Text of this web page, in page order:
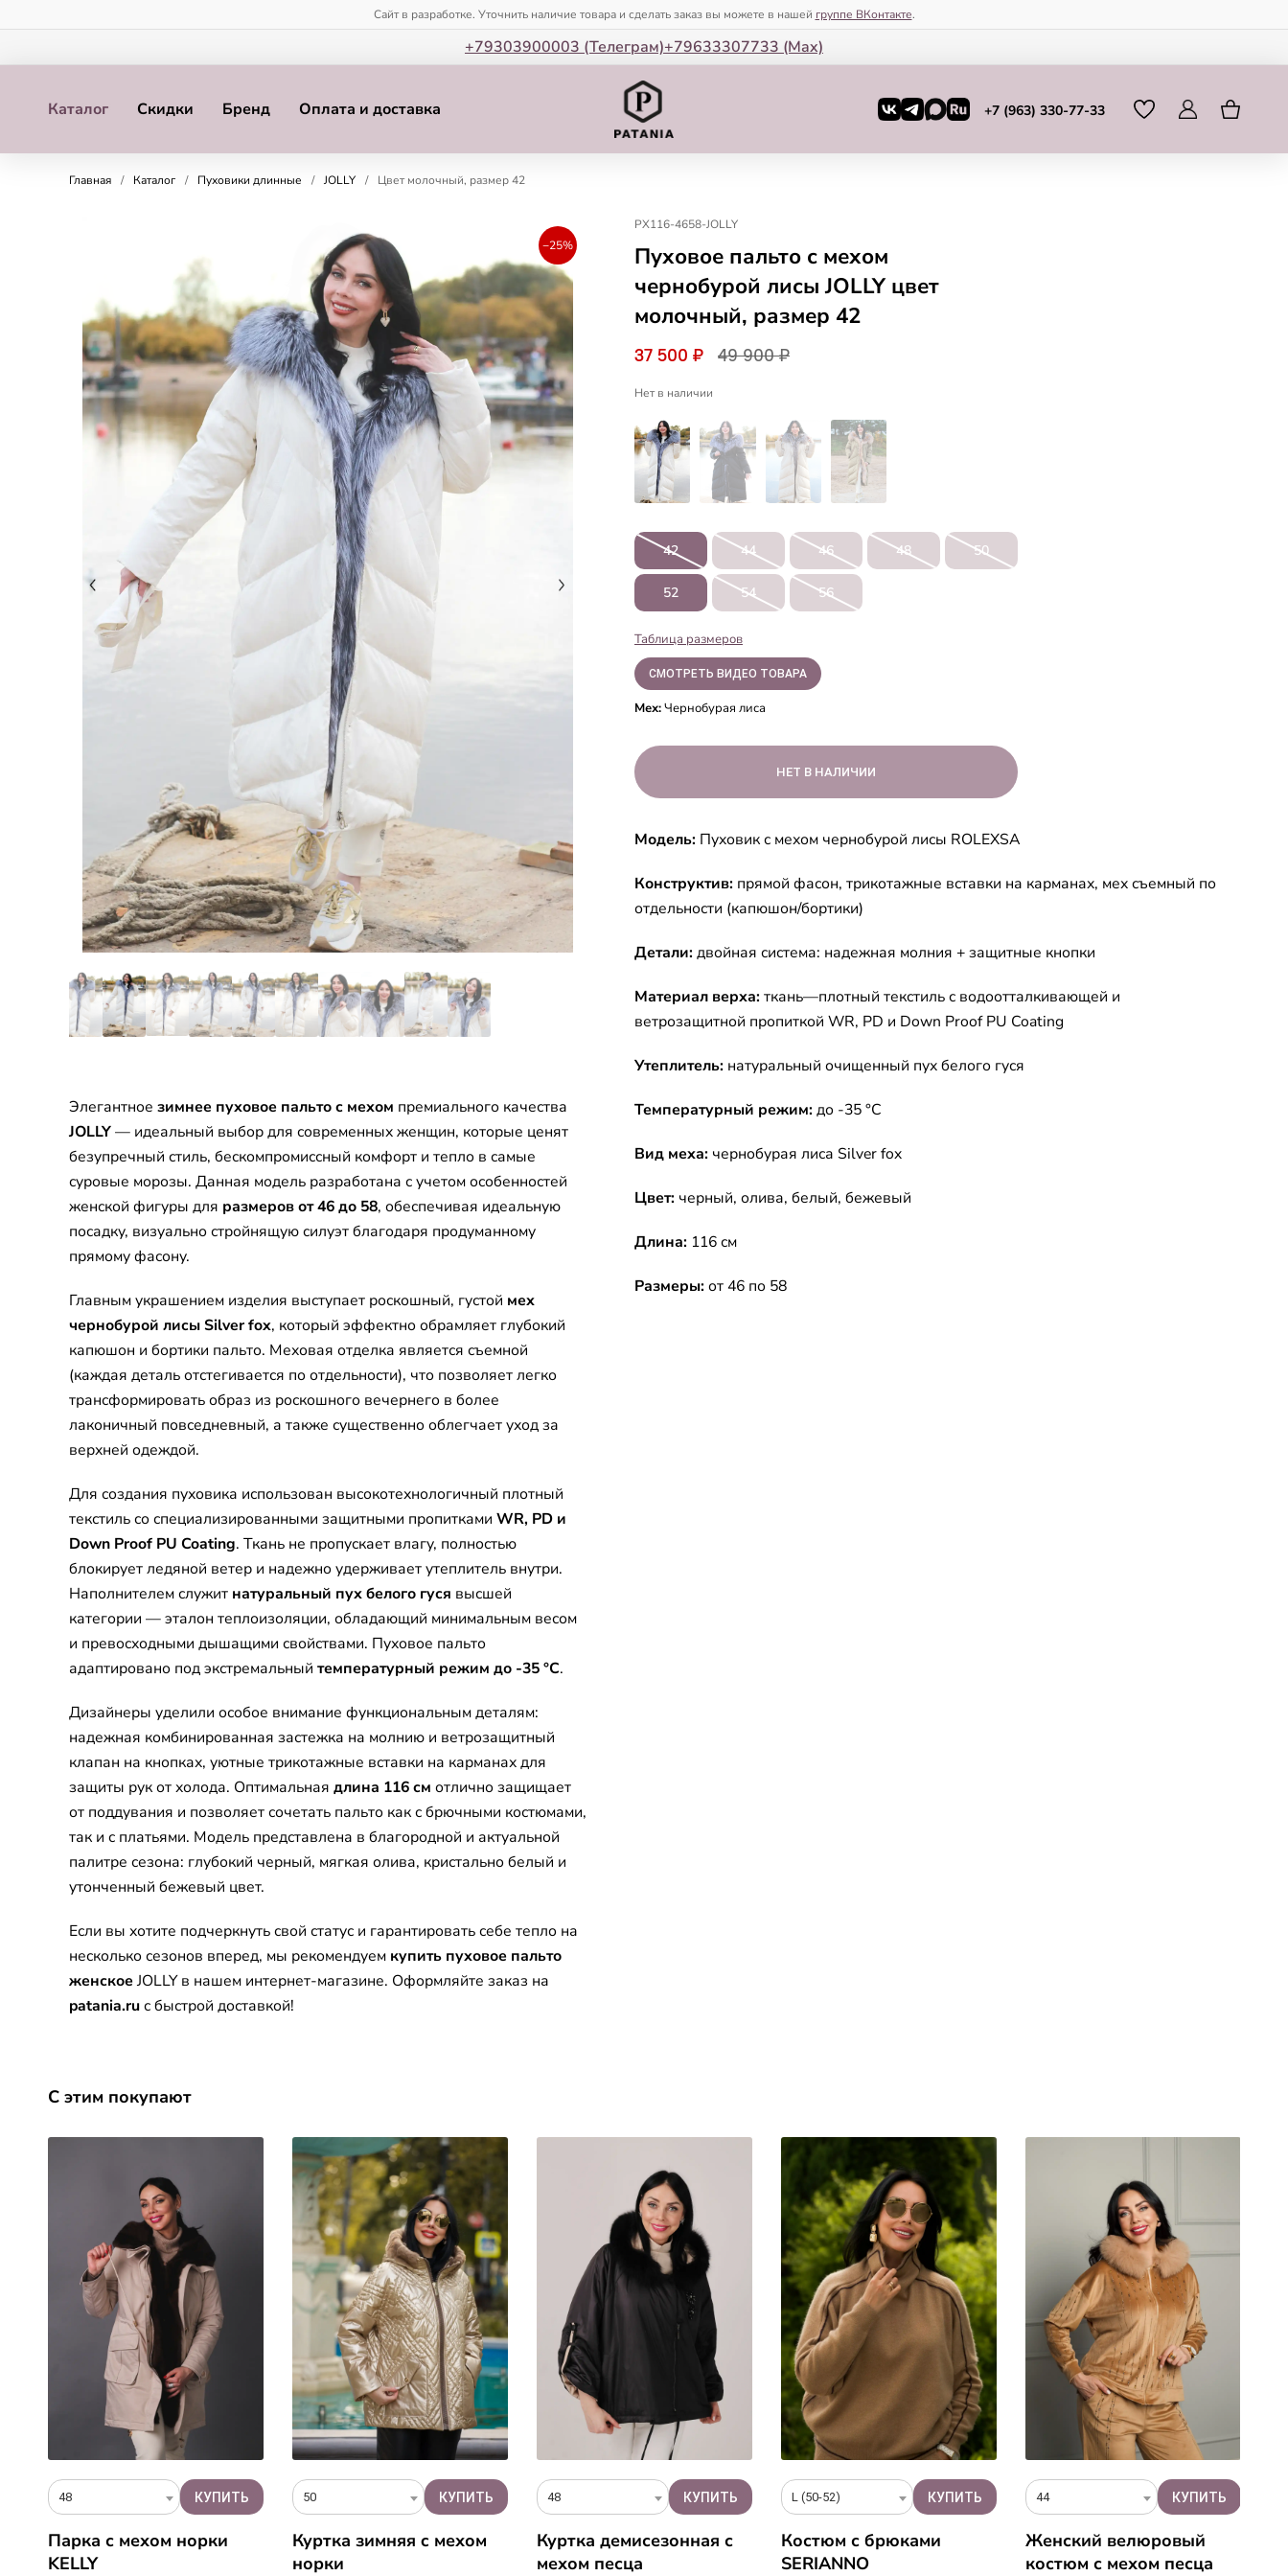
Сайт в разработке. Уточнить наличие товара и сделать заказ вы можете в нашей группе ВКонтакте.
+79303900003 (Телеграм)+79633307733 (Мax)
Каталог Скидки Бренд Оплата и доставка +7 (963) 330-77-33
Главная / Каталог / Пуховики длинные / JOLLY / Цвет молочный, размер 42
−25%
Элегантное зимнее пуховое пальто с мехом премиального качества
JOLLY— идеальный выбор для современных женщин, которые ценят
безупречный стиль, бескомпромиссный комфорт и тепло в самые
суровые морозы. Данная модель разработана с учетом особенностей
женской фигуры для размеров от 46 до 58, обеспечивая идеальную
посадку, визуально стройнящую силуэт благодаря продуманному
прямому фасону.
Главным украшением изделия выступает роскошный, густой мех
чернобурой лисы Silver fox, который эффектно обрамляет глубокий
капюшон и бортики пальто. Меховая отделка является съемной
(каждая деталь отстегивается по отдельности), что позволяет легко
трансформировать образ из роскошного вечернего в более
лаконичный повседневный, а также существенно облегчает уход за
верхней одеждой.
Для создания пуховика использован высокотехнологичный плотный
текстиль со специализированными защитными пропитками WR, PD и
Down Proof PU Coating. Ткань не пропускает влагу, полностью
блокирует ледяной ветер и надежно удерживает утеплитель внутри.
Наполнителем служит натуральный пух белого гуся высшей
категории — эталон теплоизоляции, обладающий минимальным весом
и превосходными дышащими свойствами. Пуховое пальто
адаптировано под экстремальный температурный режим до -35 °C.
Дизайнеры уделили особое внимание функциональным деталям:
надежная комбинированная застежка на молнию и ветрозащитный
клапан на кнопках, уютные трикотажные вставки на карманах для
защиты рук от холода. Оптимальная длина 116 см отлично защищает
от поддувания и позволяет сочетать пальто как с брючными костюмами,
так и с платьями. Модель представлена в благородной и актуальной
палитре сезона: глубокий черный, мягкая олива, кристально белый и
утонченный бежевый цвет.
Если вы хотите подчеркнуть свой статус и гарантировать себе тепло на
несколько сезонов вперед, мы рекомендуем купить пуховое пальто
женскоеJOLLY в нашем интернет-магазине. Оформляйте заказ на
patania.ruс быстрой доставкой!
PX116-4658-JOLLY
Пуховое пальто с мехом
чернобурой лисы JOLLY цвет
молочный, размер 42
37 500 ₽ 49 900 ₽
Нет в наличии
42 44 46 48 50
52 54 56
Таблица размеров
СМОТРЕТЬ ВИДЕО ТОВАРА
Мех:Чернобурая лиса
Модель: Пуховик с мехом чернобурой лисы ROLEXSA
Конструктив: прямой фасон, трикотажные вставки на карманах, мех съемный по
отдельности (капюшон/бортики)
Детали: двойная система: надежная молния + защитные кнопки
Материал верха: ткань—плотный текстиль с водоотталкивающей и
ветрозащитной пропиткой WR, PD и Down Proof PU Coating
Утеплитель: натуральный очищенный пух белого гуся
Температурный режим: до -35 °C
Вид меха: чернобурая лиса Silver fox
Цвет: черный, олива, белый, бежевый
Длина: 116 см
Размеры: от 46 по 58
С этим покупают
48
Парка с мехом норки
KELLY
50
Куртка зимняя c мехом
норки
48
Куртка демисезонная с
мехом песца
L (50-52)
Костюм с брюками
SERIANNO
44
Женский велюровый
костюм с мехом песца